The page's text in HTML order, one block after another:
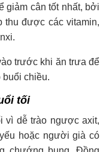
giảm cân tốt nhất, bởi
thu được các vitamin,
trước khi ăn trưa để
buổi chiều.
tối
vì dễ trào ngược axit,
hoặc người già có